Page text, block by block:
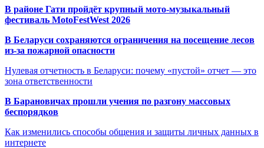
В районе Гати пройдёт крупный мото-музыкальный
фестиваль MotoFestWest 2026
В Беларуси сохраняются ограничения на посещение лесов
из-за пожарной опасности
Нулевая отчетность в Беларуси: почему «пустой» отчет — это
зона ответственности
В Барановичах прошли учения по разгону массовых
беспорядков
Как изменились способы общения и защиты личных данных в
интернете